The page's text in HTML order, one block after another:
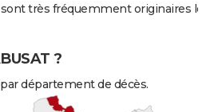
très fréquemment originaires
?
département de décès.